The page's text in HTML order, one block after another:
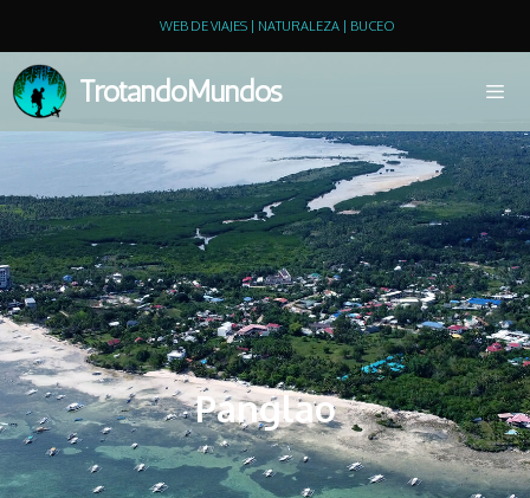
WEB DE VIAJES | NATURALEZA | BUCEO
TrotandoMundos
Panglao